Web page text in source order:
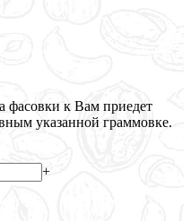
фасовки к Вам приедет
указанной граммовке.
+